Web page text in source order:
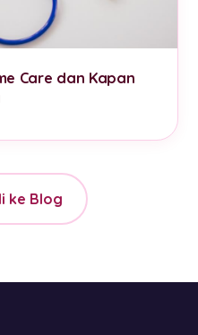
Care dan Kapan
ke Blog